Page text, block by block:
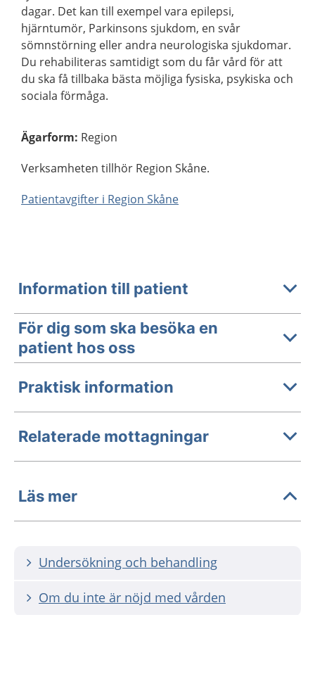
dagar. Det kan till exempel vara epilepsi,
hjärntumör, Parkinsons sjukdom, en svår
sömnstörning eller andra neurologiska sjukdomar.
Du rehabiliteras samtidigt som du får vård för att
du ska få tillbaka bästa möjliga fysiska, psykiska och
sociala förmåga.
Ägarform: Region
Verksamheten tillhör Region Skåne.
Patientavgifter i Region Skåne
Information till patient
För dig som ska besöka en
patient hos oss
Praktisk information
Relaterade mottagningar
Läs mer
Undersökning och behandling
Om du inte är nöjd med vården